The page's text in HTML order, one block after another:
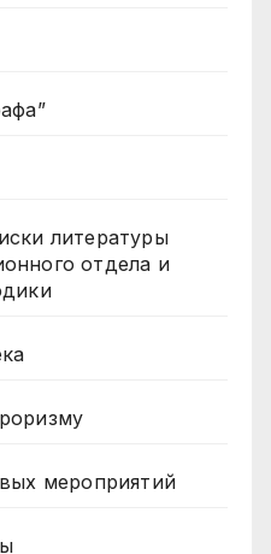
литературы
отдела и
мероприятий